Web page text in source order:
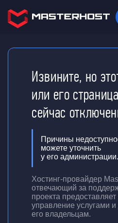
Извините, но
или его страница
сейчас
Причины
можете уточнить
у его администрации.
Хостинг-провайдер
отвечающий за
проекта
управление услугами
его владельцам.